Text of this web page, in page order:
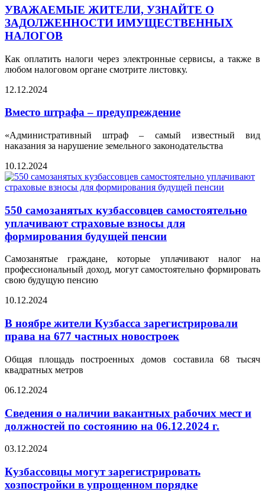
УВАЖАЕМЫЕ ЖИТЕЛИ, УЗНАЙТЕ О
ЗАДОЛЖЕННОСТИ ИМУЩЕСТВЕННЫХ
НАЛОГОВ
Как оплатить налоги через электронные сервисы, а также в
любом налоговом органе смотрите листовку.
12.12.2024
Вместо штрафа – предупреждение
«Административный штраф – самый известный вид
наказания за нарушение земельного законодательства
10.12.2024
550 самозанятых кузбассовцев самостоятельно
уплачивают страховые взносы для
формирования будущей пенсии
Самозанятые граждане, которые уплачивают налог на
профессиональный доход, могут самостоятельно формировать
свою будущую пенсию
10.12.2024
В ноябре жители Кузбасса зарегистрировали
права на 677 частных новостроек
Общая площадь построенных домов составила 68 тысяч
квадратных метров
06.12.2024
Сведения о наличии вакантных рабочих мест и
должностей по состоянию на 06.12.2024 г.
03.12.2024
Кузбассовцы могут зарегистрировать
хозпостройки в упрощенном порядке